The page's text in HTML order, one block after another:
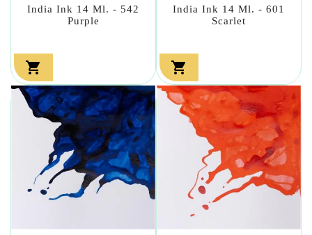
India Ink 14 Ml. - 542
Purple

India Ink 14 Ml. - 601
Scarlet
